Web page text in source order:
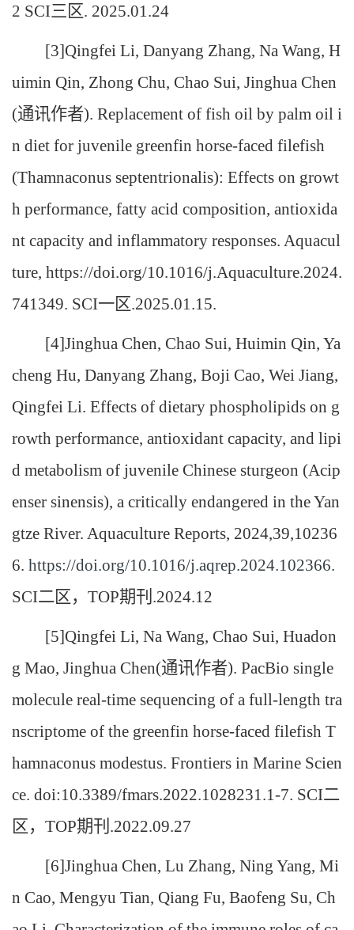
2 SCI三区. 2025.01.24
[3]Qingfei Li, Danyang Zhang, Na Wang, H
uimin Qin, Zhong Chu, Chao Sui, Jinghua Chen
(通讯作者). Replacement of fish oil by palm oil i
n diet for juvenile greenfin horse-faced filefish
(Thamnaconus septentrionalis): Effects on growt
h performance, fatty acid composition, antioxida
nt capacity and inflammatory responses. Aquacul
ture, https://doi.org/10.1016/j.Aquaculture.2024.
741349. SCI一区.2025.01.15.
[4]Jinghua Chen, Chao Sui, Huimin Qin, Ya
cheng Hu, Danyang Zhang, Boji Cao, Wei Jiang,
Qingfei Li. Effects of dietary phospholipids on g
rowth performance, antioxidant capacity, and lipi
d metabolism of juvenile Chinese sturgeon (Acip
enser sinensis), a critically endangered in the Yan
gtze River. Aquaculture Reports, 2024,39,10236
6. https://doi.org/10.1016/j.aqrep.2024.102366.
SCI二区，TOP期刊.2024.12
[5]Qingfei Li, Na Wang, Chao Sui, Huadon
g Mao, Jinghua Chen(通讯作者). PacBio single
molecule real-time sequencing of a full-length tra
nscriptome of the greenfin horse-faced filefish T
hamnaconus modestus. Frontiers in Marine Scien
ce. doi:10.3389/fmars.2022.1028231.1-7. SCI二
区，TOP期刊.2022.09.27
[6]Jinghua Chen, Lu Zhang, Ning Yang, Mi
n Cao, Mengyu Tian, Qiang Fu, Baofeng Su, Ch